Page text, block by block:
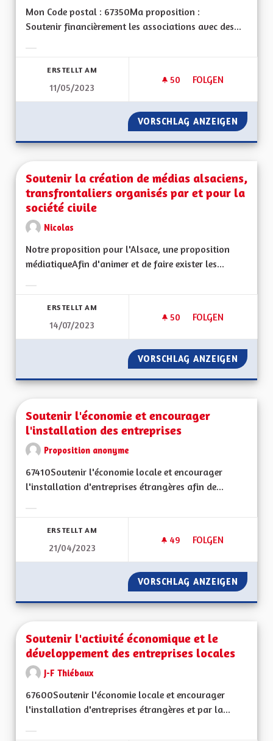
Mon Code postal : 67350Ma proposition :
Soutenir financièrement les associations avec des...
ERSTELLT AM
11/05/2023
50 50 FOLLOWER
FOLGEN
SOUTIEN AUX
VORSCHLAG ANZEIGEN
Soutenir la création de médias alsaciens,
transfrontaliers organisés par et pour la
société civile
Nicolas
Notre proposition pour l'Alsace, une proposition
médiatiqueAfin d'animer et de faire exister les...
ERSTELLT AM
14/07/2023
50 50 FOLLOWER
FOLGEN
SOUTENIR LA
VORSCHLAG ANZEIGEN
Soutenir l'économie et encourager
l'installation des entreprises
Proposition anonyme
67410Soutenir l'économie locale et encourager
l'installation d'entreprises étrangères afin de...
ERSTELLT AM
21/04/2023
49 49 FOLLOWER
FOLGEN
VORSCHLAG ANZEIGEN
Soutenir l'activité économique et le
développement des entreprises locales
J-F Thiébaux
67600Soutenir l'économie locale et encourager
l'installation d'entreprises étrangères et par la...